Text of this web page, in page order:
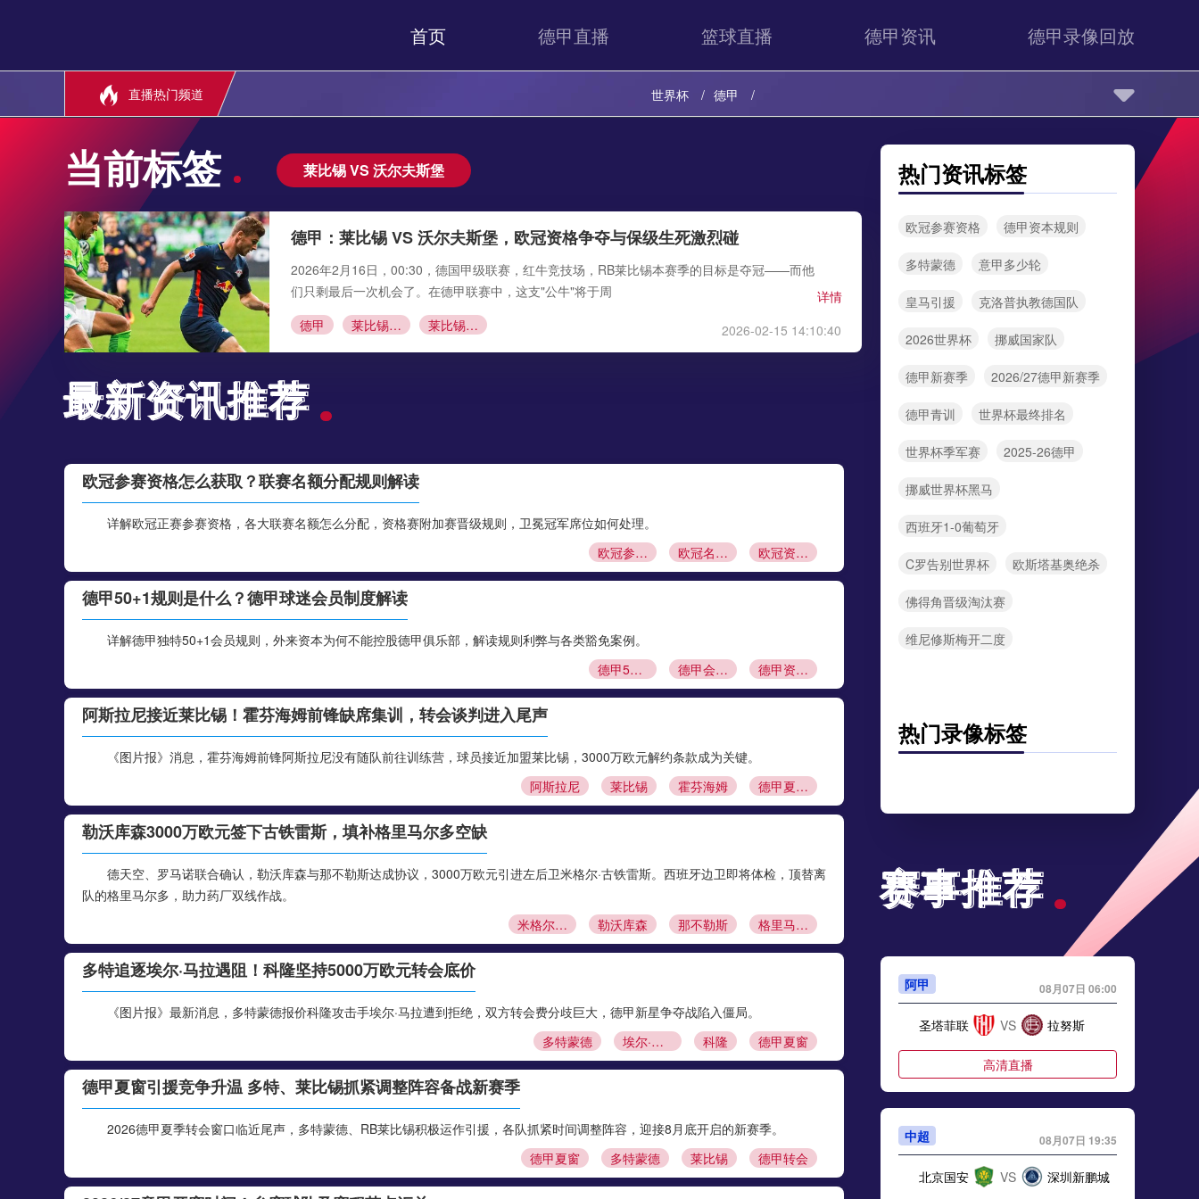
首页 德甲直播 篮球直播 德甲资讯 德甲录像回放
直播热门频道 世界杯 德甲
当前标签 莱比锡 VS 沃尔夫斯堡
德甲：莱比锡 VS 沃尔夫斯堡，欧冠资格争夺与保级生死激烈碰
2026年2月16日，00:30，德国甲级联赛，红牛竞技场，RB莱比锡本赛季的目标是夺冠——而他
们只剩最后一次机会了。在德甲联赛中，这支"公牛"将于周
详情
德甲
莱比锡 VS 沃尔夫斯堡 莱比锡 VS 沃尔夫斯堡直播 2026-02-15 14:10:40
最新资讯推荐
最新资讯推荐
欧冠参赛资格怎么获取？联赛名额分配规则解读
详解欧冠正赛参赛资格，各大联赛名额怎么分配，资格赛附加赛晋级规则，卫冕冠军席位如何处理。
欧冠参赛资格
欧冠名额分配 欧冠资格赛规则
德甲50+1规则是什么？德甲球迷会员制度解读
详解德甲独特50+1会员规则，外来资本为何不能控股德甲俱乐部，解读规则利弊与各类豁免案例。
德甲50+1规则
德甲会员制 德甲资本规则
阿斯拉尼接近莱比锡！霍芬海姆前锋缺席集训，转会谈判进入尾声
《图片报》消息，霍芬海姆前锋阿斯拉尼没有随队前往训练营，球员接近加盟莱比锡，3000万欧元解约条款成为关键。
阿斯拉尼
莱比锡 霍芬海姆 德甲夏窗转会
勒沃库森3000万欧元签下古铁雷斯，填补格里马尔多空缺
德天空、罗马诺联合确认，勒沃库森与那不勒斯达成协议，3000万欧元引进左后卫米格尔·古铁雷斯。西班牙边卫即将体检，顶替离
队的格里马尔多，助力药厂双线作战。
米格尔·古铁雷斯
勒沃库森 那不勒斯 格里马尔多
多特追逐埃尔·马拉遇阻！科隆坚持5000万欧元转会底价
《图片报》最新消息，多特蒙德报价科隆攻击手埃尔·马拉遭到拒绝，双方转会费分歧巨大，德甲新星争夺战陷入僵局。
多特蒙德
埃尔·马拉 科隆 德甲夏窗
德甲夏窗引援竞争升温 多特、莱比锡抓紧调整阵容备战新赛季
2026德甲夏季转会窗口临近尾声，多特蒙德、RB莱比锡积极运作引援，各队抓紧时间调整阵容，迎接8月底开启的新赛季。
德甲夏窗
多特蒙德 莱比锡 德甲转会
热门资讯标签
欧冠参赛资格 德甲资本规则
多特蒙德 意甲多少轮
皇马引援 克洛普执教德国队
2026世界杯 挪威国家队
德甲新赛季 2026/27德甲新赛季
德甲青训 世界杯最终排名
世界杯季军赛 2025-26德甲
挪威世界杯黑马
西班牙1-0葡萄牙
C罗告别世界杯 欧斯塔基奥绝杀
佛得角晋级淘汰赛
维尼修斯梅开二度
热门录像标签
赛事推荐
赛事推荐
阿甲 08月07日 06:00
圣塔菲联 VS 拉努斯
高清直播
中超 08月07日 19:35
北京国安 VS 深圳新鹏城